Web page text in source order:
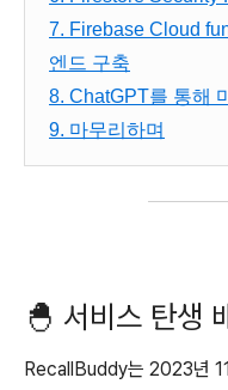
7. Firebase Cloud
엔드 구축
8. ChatGPT를 통해
9. 마무리하며
🐣 서비스 탄생
RecallBuddy는 2023년